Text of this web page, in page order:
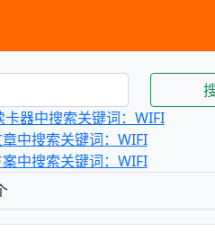
卡器中搜索关键词：WIFI
中搜索关键词：WIFI
中搜索关键词：WIFI